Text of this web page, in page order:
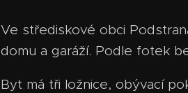
Ve střediskové obci
domu a garáží. Podle fotek
Byt má tři ložnice, obývací